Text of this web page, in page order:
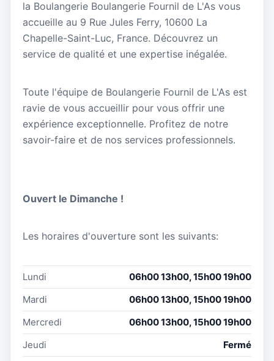
la Boulangerie Boulangerie Fournil de L'As vous
accueille au 9 Rue Jules Ferry, 10600 La
Chapelle-Saint-Luc, France. Découvrez un
service de qualité et une expertise inégalée.
Toute l'équipe de Boulangerie Fournil de L'As est
ravie de vous accueillir pour vous offrir une
expérience exceptionnelle. Profitez de notre
savoir-faire et de nos services professionnels.
Ouvert le Dimanche !
Les horaires d'ouverture sont les suivants:
Lundi
06h00 13h00, 15h00 19h00
Mardi
06h00 13h00, 15h00 19h00
Mercredi
06h00 13h00, 15h00 19h00
Jeudi
Fermé